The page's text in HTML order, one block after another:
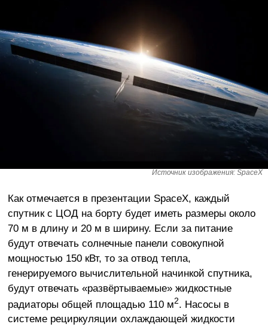
Источник изображения: SpaceX
Как отмечается в презентации SpaceX, каждый
спутник с ЦОД на борту будет иметь размеры около
70 м в длину и 20 м в ширину. Если за питание
будут отвечать солнечные панели совокупной
мощностью 150 кВт, то за отвод тепла,
генерируемого вычислительной начинкой спутника,
будут отвечать «развёртываемые» жидкостные
радиаторы общей площадью 110 м2. Насосы в
системе рециркуляции охлаждающей жидкости